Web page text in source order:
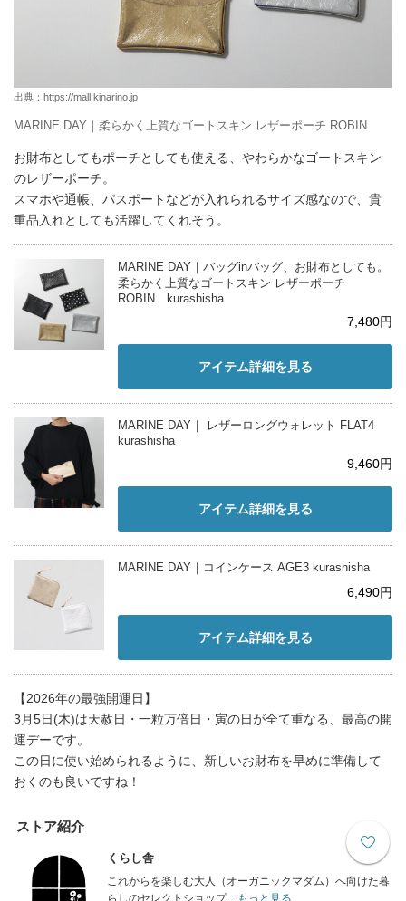
出典： https://mall.kinarino.jp
MARINE DAY｜柔らかく上質なゴートスキン レザーポーチ ROBIN
お財布としてもポーチとしても使える、やわらかなゴートスキン
のレザーポーチ。
スマホや通帳、パスポートなどが入れられるサイズ感なので、貴
重品入れとしても活躍してくれそう。
MARINE DAY｜バッグinバッグ、お財布としても。
柔らかく上質なゴートスキン レザーポーチ
ROBIN kurashisha
7,480円
アイテム詳細を見る
MARINE DAY｜ レザーロングウォレット FLAT4
kurashisha
9,460円
アイテム詳細を見る
MARINE DAY｜コインケース AGE3 kurashisha
6,490円
アイテム詳細を見る
【2026年の最強開運日】
3月5日(木)は天赦日・一粒万倍日・寅の日が全て重なる、最高の開
運デーです。
この日に使い始められるように、新しいお財布を早めに準備して
おくのも良いですね！
ストア紹介
くらし舎
これからを楽しむ大人（オーガニックマダム）へ向けた暮
らしのセレクトショップ...もっと見る